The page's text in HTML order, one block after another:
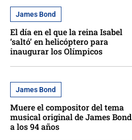
James Bond
El día en el que la reina Isabel
‘saltó’ en helicóptero para
inaugurar los Olímpicos
James Bond
Muere el compositor del tema
musical original de James Bond
a los 94 años